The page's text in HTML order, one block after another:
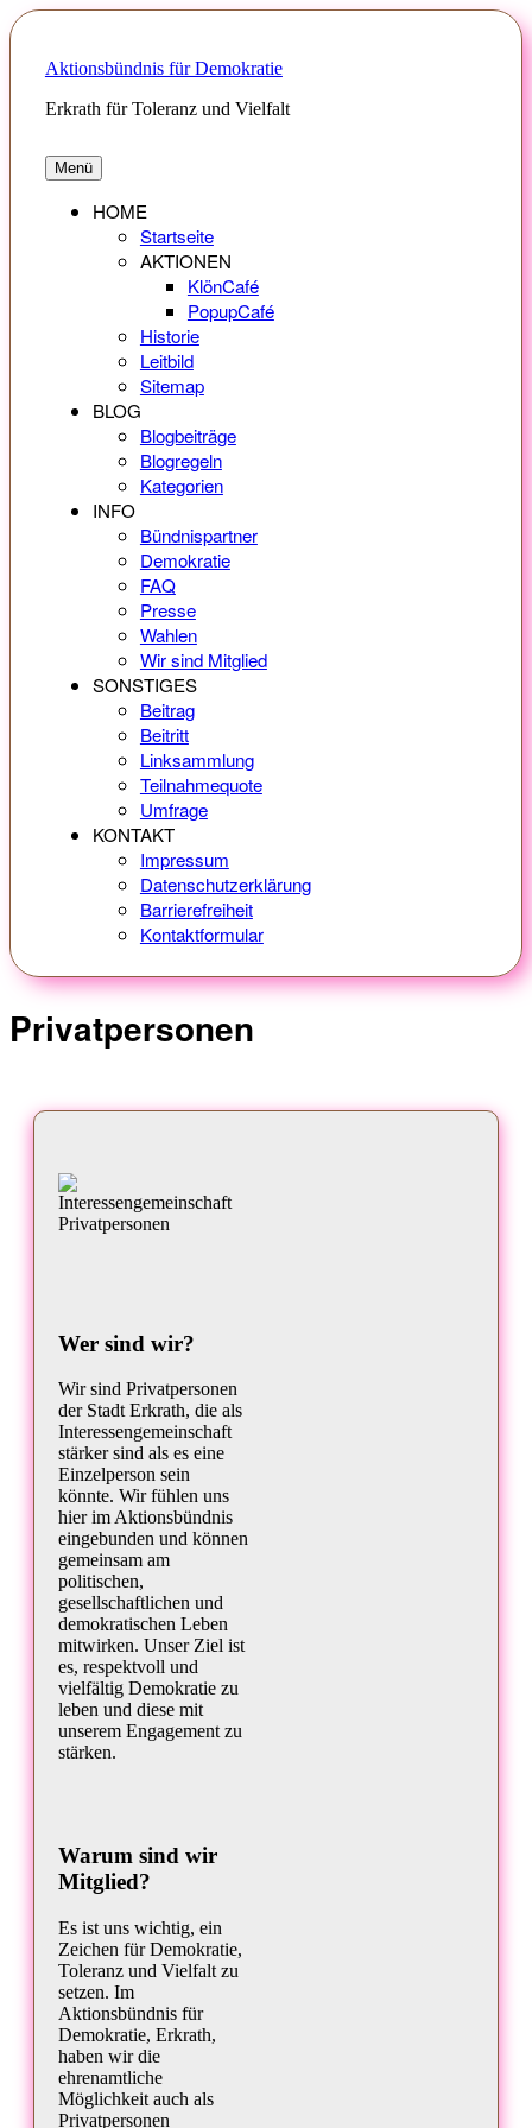
Zum
Inhalt
springenAktionsbündnis für Demokratie
Erkrath für Toleranz und Vielfalt
Menü
HOME
Startseite
AKTIONEN
KlönCafé
PopupCafé
Historie
Leitbild
Sitemap
BLOG
Blogbeiträge
Blogregeln
Kategorien
INFO
Bündnispartner
Demokratie
FAQ
Presse
Wahlen
Wir sind Mitglied
SONSTIGES
Beitrag
Beitritt
Linksammlung
Teilnahmequote
Umfrage
KONTAKT
Impressum
Datenschutzerklärung
Barrierefreiheit
Kontaktformular
Privatpersonen
Wer sind wir?
Wir sind Privatpersonen
der Stadt Erkrath, die als
Interessengemeinschaft
stärker sind als es eine
Einzelperson sein
könnte. Wir fühlen uns
hier im Aktionsbündnis
eingebunden und können
gemeinsam am
politischen,
gesellschaftlichen und
demokratischen Leben
mitwirken. Unser Ziel ist
es, respektvoll und
vielfältig Demokratie zu
leben und diese mit
unserem Engagement zu
stärken.
Warum sind wir
Mitglied?
Es ist uns wichtig, ein
Zeichen für Demokratie,
Toleranz und Vielfalt zu
setzen. Im
Aktionsbündnis für
Demokratie, Erkrath,
haben wir die
ehrenamtliche
Möglichkeit auch als
Privatpersonen